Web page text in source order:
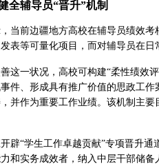
全辅导员“晋升”机制
当前边疆地方高校在辅导员绩效
表等可量化项目，而对辅导员在
这一状况，高校可构建“柔性绩效
件、形成具有推广价值的思政工
并作为重要工作业绩。该机制主
开辟“学生工作卓越贡献”专项晋升
和实务成效者，纳入中层干部储